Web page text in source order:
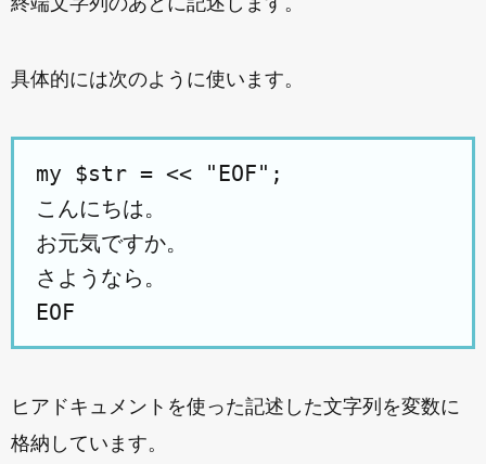
具体的には次のように使います。
my $str = << "EOF";
こんにちは。
お元気ですか。
さようなら。
ヒアドキュメントを使った記述した文字列を変数に
格納しています。